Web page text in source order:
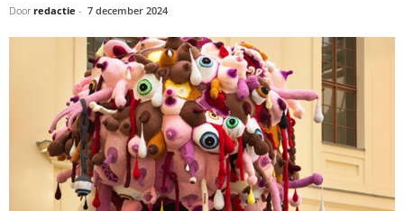
Door redactie - 7 december 2024